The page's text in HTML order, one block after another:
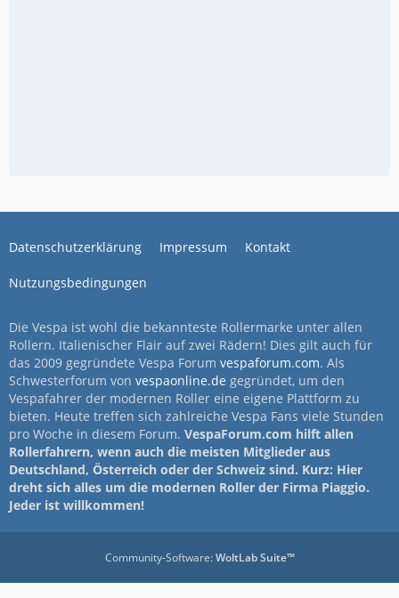
Datenschutzerklärung Impressum Kontakt
Nutzungsbedingungen
Die Vespa ist wohl die bekannteste Rollermarke unter allen
Rollern. Italienischer Flair auf zwei Rädern! Dies gilt auch für
das 2009 gegründete Vespa Forum vespaforum.com. Als
Schwesterforum von vespaonline.de gegründet, um den
Vespafahrer der modernen Roller eine eigene Plattform zu
bieten. Heute treffen sich zahlreiche Vespa Fans viele Stunden
pro Woche in diesem Forum. VespaForum.com hilft allen
Rollerfahrern, wenn auch die meisten Mitglieder aus
Deutschland, Österreich oder der Schweiz sind. Kurz: Hier
dreht sich alles um die modernen Roller der Firma Piaggio.
Jeder ist willkommen!
Community-Software:WoltLab Suite™